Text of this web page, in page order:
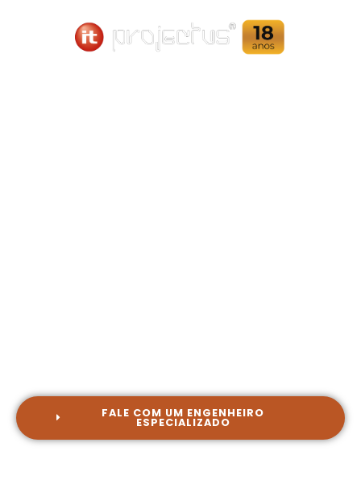
FALE COM UM ENGENHEIRO
ESPECIALIZADO